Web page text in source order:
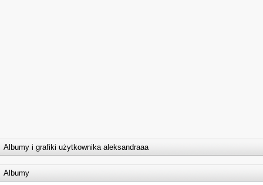
Albumy i grafiki użytkownika aleksandraaa
Albumy